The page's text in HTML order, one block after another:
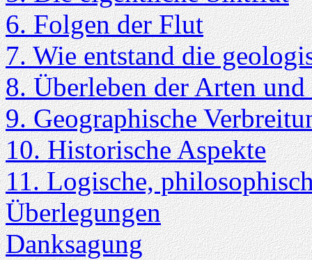
6. Folgen der Flut
7. Wie entstand die
8. Überleben der Arten
9. Geographische
10. Historische Aspekte
11. Logische,
Überlegungen
Danksagung